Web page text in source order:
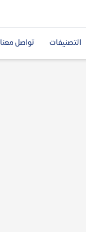
التصنيفات تواصل معنا